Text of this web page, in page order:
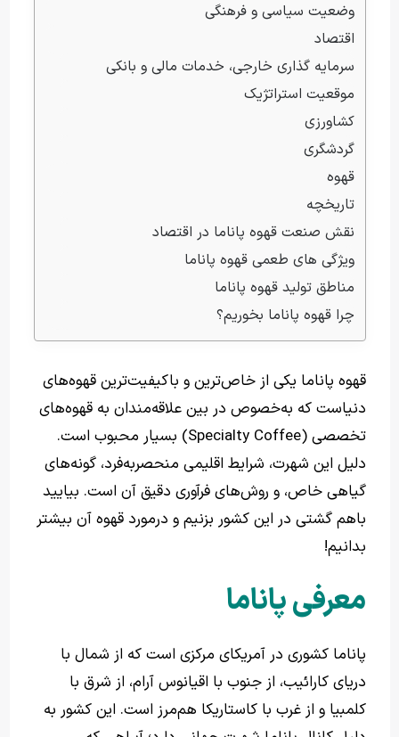
وضعیت سیاسی و فرهنگی
اقتصاد
سرمایه گذاری خارجی، خدمات مالی و بانکی
موقعیت استراتژیک
کشاورزی
گردشگری
قهوه
تاریخچه
نقش صنعت قهوه پاناما در اقتصاد
ویژگی های طعمی قهوه پاناما
مناطق تولید قهوه پاناما
چرا قهوه پاناما بخوریم؟
قهوه پاناما یکی از خاص‌ترین و باکیفیت‌ترین قهوه‌های
دنیاست که به‌خصوص در بین علاقه‌مندان به قهوه‌های
تخصصی (Specialty Coffee) بسیار محبوب است.
دلیل این شهرت، شرایط اقلیمی منحصربه‌فرد، گونه‌های
گیاهی خاص، و روش‌های فرآوری دقیق آن است. بیایید
باهم گشتی در این کشور بزنیم و درمورد قهوه آن بیشتر
بدانیم!
معرفی پاناما
پاناما کشوری در آمریکای مرکزی است که از شمال با
دریای کارائیب، از جنوب با اقیانوس آرام، از شرق با
کلمبیا و از غرب با کاستاریکا هم‌مرز است. این کشور به